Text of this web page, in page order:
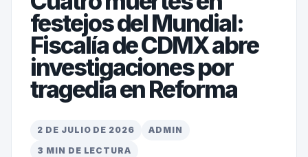
festejos del Mundial:
Fiscalía de CDMX abre
investigaciones por
tragedia en Reforma
2 DE JULIO DE 2026
ADMIN
3 MIN DE LECTURA